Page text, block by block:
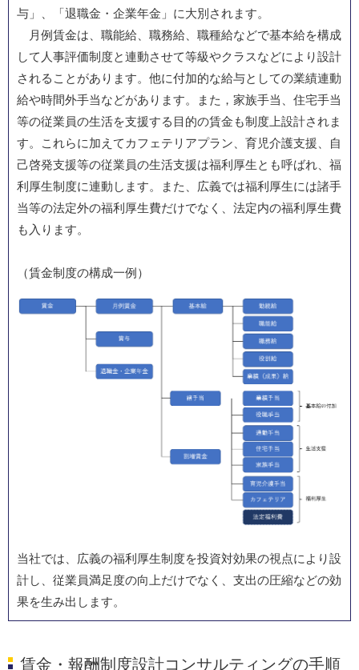
与」、「退職金・企業年金」に大別されます。
月例賃金は、職能給、職務給、職種給などで基本給を構成
して人事評価制度と連動させて等級やクラスなどにより設計
されることがあります。他に付加的な給与としての業績連動
給や時間外手当などがあります。また，家族手当、住宅手当
等の従業員の生活を支援する目的の賃金も制度上設計されま
す。これらに加えてカフェテリアプラン、育児介護支援、自
己啓発支援等の従業員の生活支援は福利厚生とも呼ばれ、福
利厚生制度に連動します。また、広義では福利厚生には諸手
当等の法定外の福利厚生費だけでなく、法定内の福利厚生費
も入ります。
（賃金制度の構成一例）
当社では、広義の福利厚生制度を投資対効果の視点により設
計し、従業員満足度の向上だけでなく、支出の圧縮などの効
果を生み出します。
賃金・報酬制度設計コンサルティングの手順